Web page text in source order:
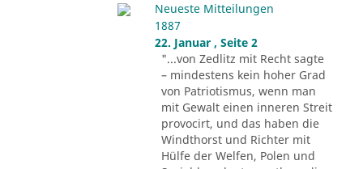
Neueste Mitteilungen
1887
22. Januar , Seite 2
"...von Zedlitz mit Recht sagte
– mindestens kein hoher Grad
von Patriotismus, wenn man
mit Gewalt einen inneren Streit
provocirt, und das haben die
Windthorst und Richter mit
Hülfe der Welfen, Polen und